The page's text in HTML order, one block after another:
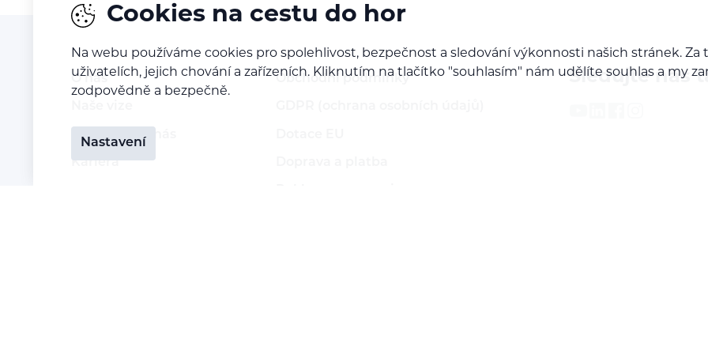
O nás
Kontaktujte nás
Kariéra
Obchodní podmínky Sledujte nás
Cookies na cestu do hor
Na webu používáme cookies pro spolehlivost, bezpečnost a sledování výkonnosti našich stránek.
uživatelích, jejich chování a zařízeních. Kliknutím na tlačítko "souhlasím" nám udělíte souhlas a my
zodpovědně a bezpečně.
Nastavení